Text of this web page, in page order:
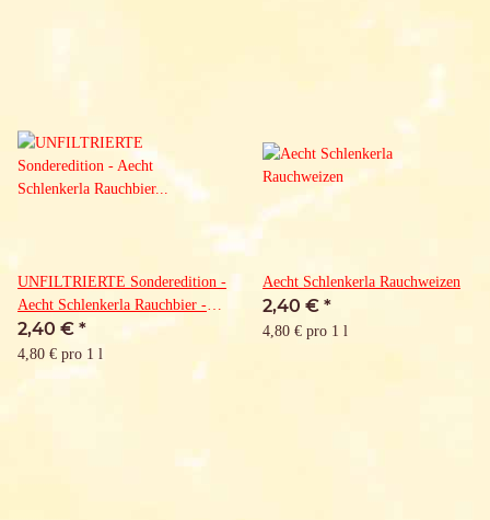
UNFILTRIERTE Sonderedition -
Aecht Schlenkerla Rauchbier -
Märzen
2,40 € *
4,80 € pro 1 l
Aecht Schlenkerla Rauchweizen
2,40 € *
4,80 € pro 1 l